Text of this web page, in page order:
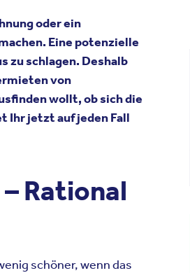
oder ein
Eine potenzielle
zu schlagen. Deshalb
von
wollt, ob sich die
Ihr jetzt auf jeden Fall
Rational
schöner, wenn das